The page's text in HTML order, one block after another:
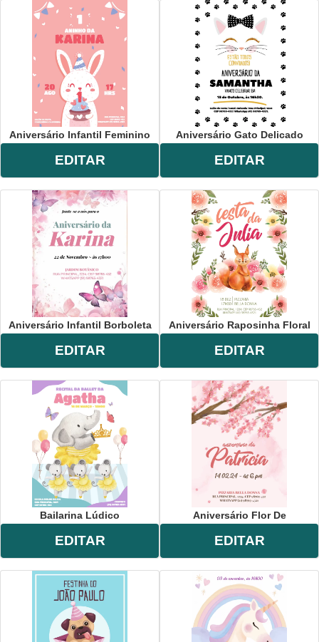
Aniversário Infantil Feminino
EDITAR
Aniversário Gato Delicado
EDITAR
Aniversário Infantil Borboleta
EDITAR
Aniversário Raposinha Floral
EDITAR
Bailarina Lúdico
EDITAR
Aniversário Flor De
EDITAR